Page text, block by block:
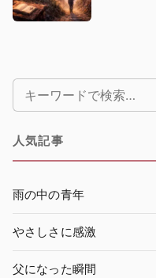
検索:
人気記事
雨の中の青年
やさしさに感激
父になった瞬間